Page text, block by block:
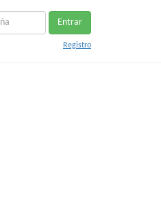
Entrar
Registro